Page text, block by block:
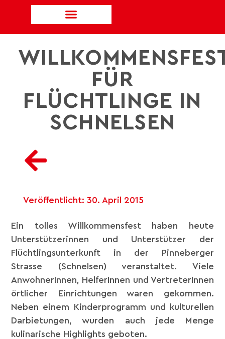
FÜR
FLÜCHTLINGE IN
SCHNELSEN
Veröffentlicht: 30. April 2015
Ein tolles Willkommensfest haben heute
Unterstützerinnen und Unterstützer der
Flüchtlingsunterkunft in der Pinneberger
Strasse (Schnelsen) veranstaltet. Viele
AnwohnerInnen, HelferInnen und VertreterInnen
örtlicher Einrichtungen waren gekommen.
Neben einem Kinderprogramm und kulturellen
Darbietungen, wurden auch jede Menge
kulinarische Highlights geboten.